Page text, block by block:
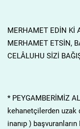
MERHAMET EDİN Kİ
MERHAMET ETSİN,
CELÂLUHU SİZİ
* PEYGAMBERİMİZ
kehanetçilerden uzak
inanıp )